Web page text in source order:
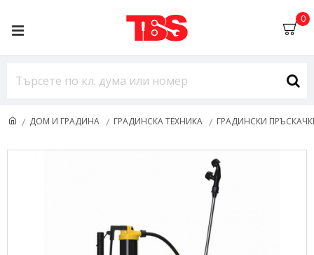
0
ДОМ И ГРАДИНА ГРАДИНСКА ТЕХНИКА ГРАДИНСКИ